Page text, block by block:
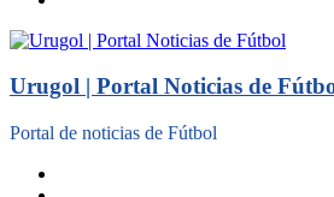
Urugol | Portal Noticias de
Portal de noticias de Fútbol